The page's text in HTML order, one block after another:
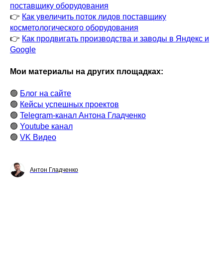
поставщику оборудования
👉 Как увеличить поток лидов поставщику
косметологического оборудования
👉 Как продвигать производства и заводы в Яндекс и
Google
Мои материалы на других площадках:
🟢 Блог на сайте
🟢 Кейсы успешных проектов
🟢 Telegram-канал Антона Гладченко
🟢 Youtube канал
🟢 VK Видео
Антон Гладченко